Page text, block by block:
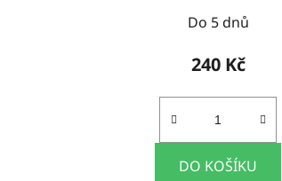
Do 5 dnů
240 Kč
DO KOŠÍKU